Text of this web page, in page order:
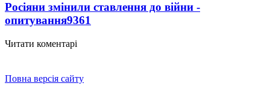
Росіяни змінили ставлення до війни -
опитування9361
Читати коментарі
Повна версія сайту